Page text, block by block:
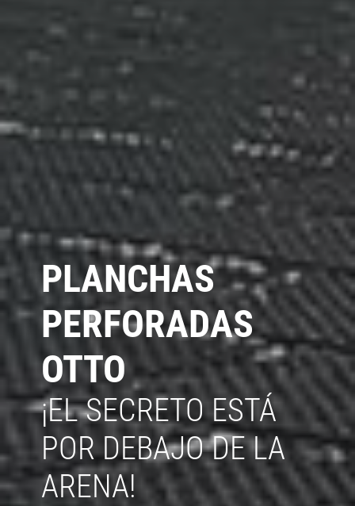
PLANCHAS
PERFORADAS
OTTO
¡EL SECRETO ESTÁ
POR DEBAJO DE LA
ARENA!